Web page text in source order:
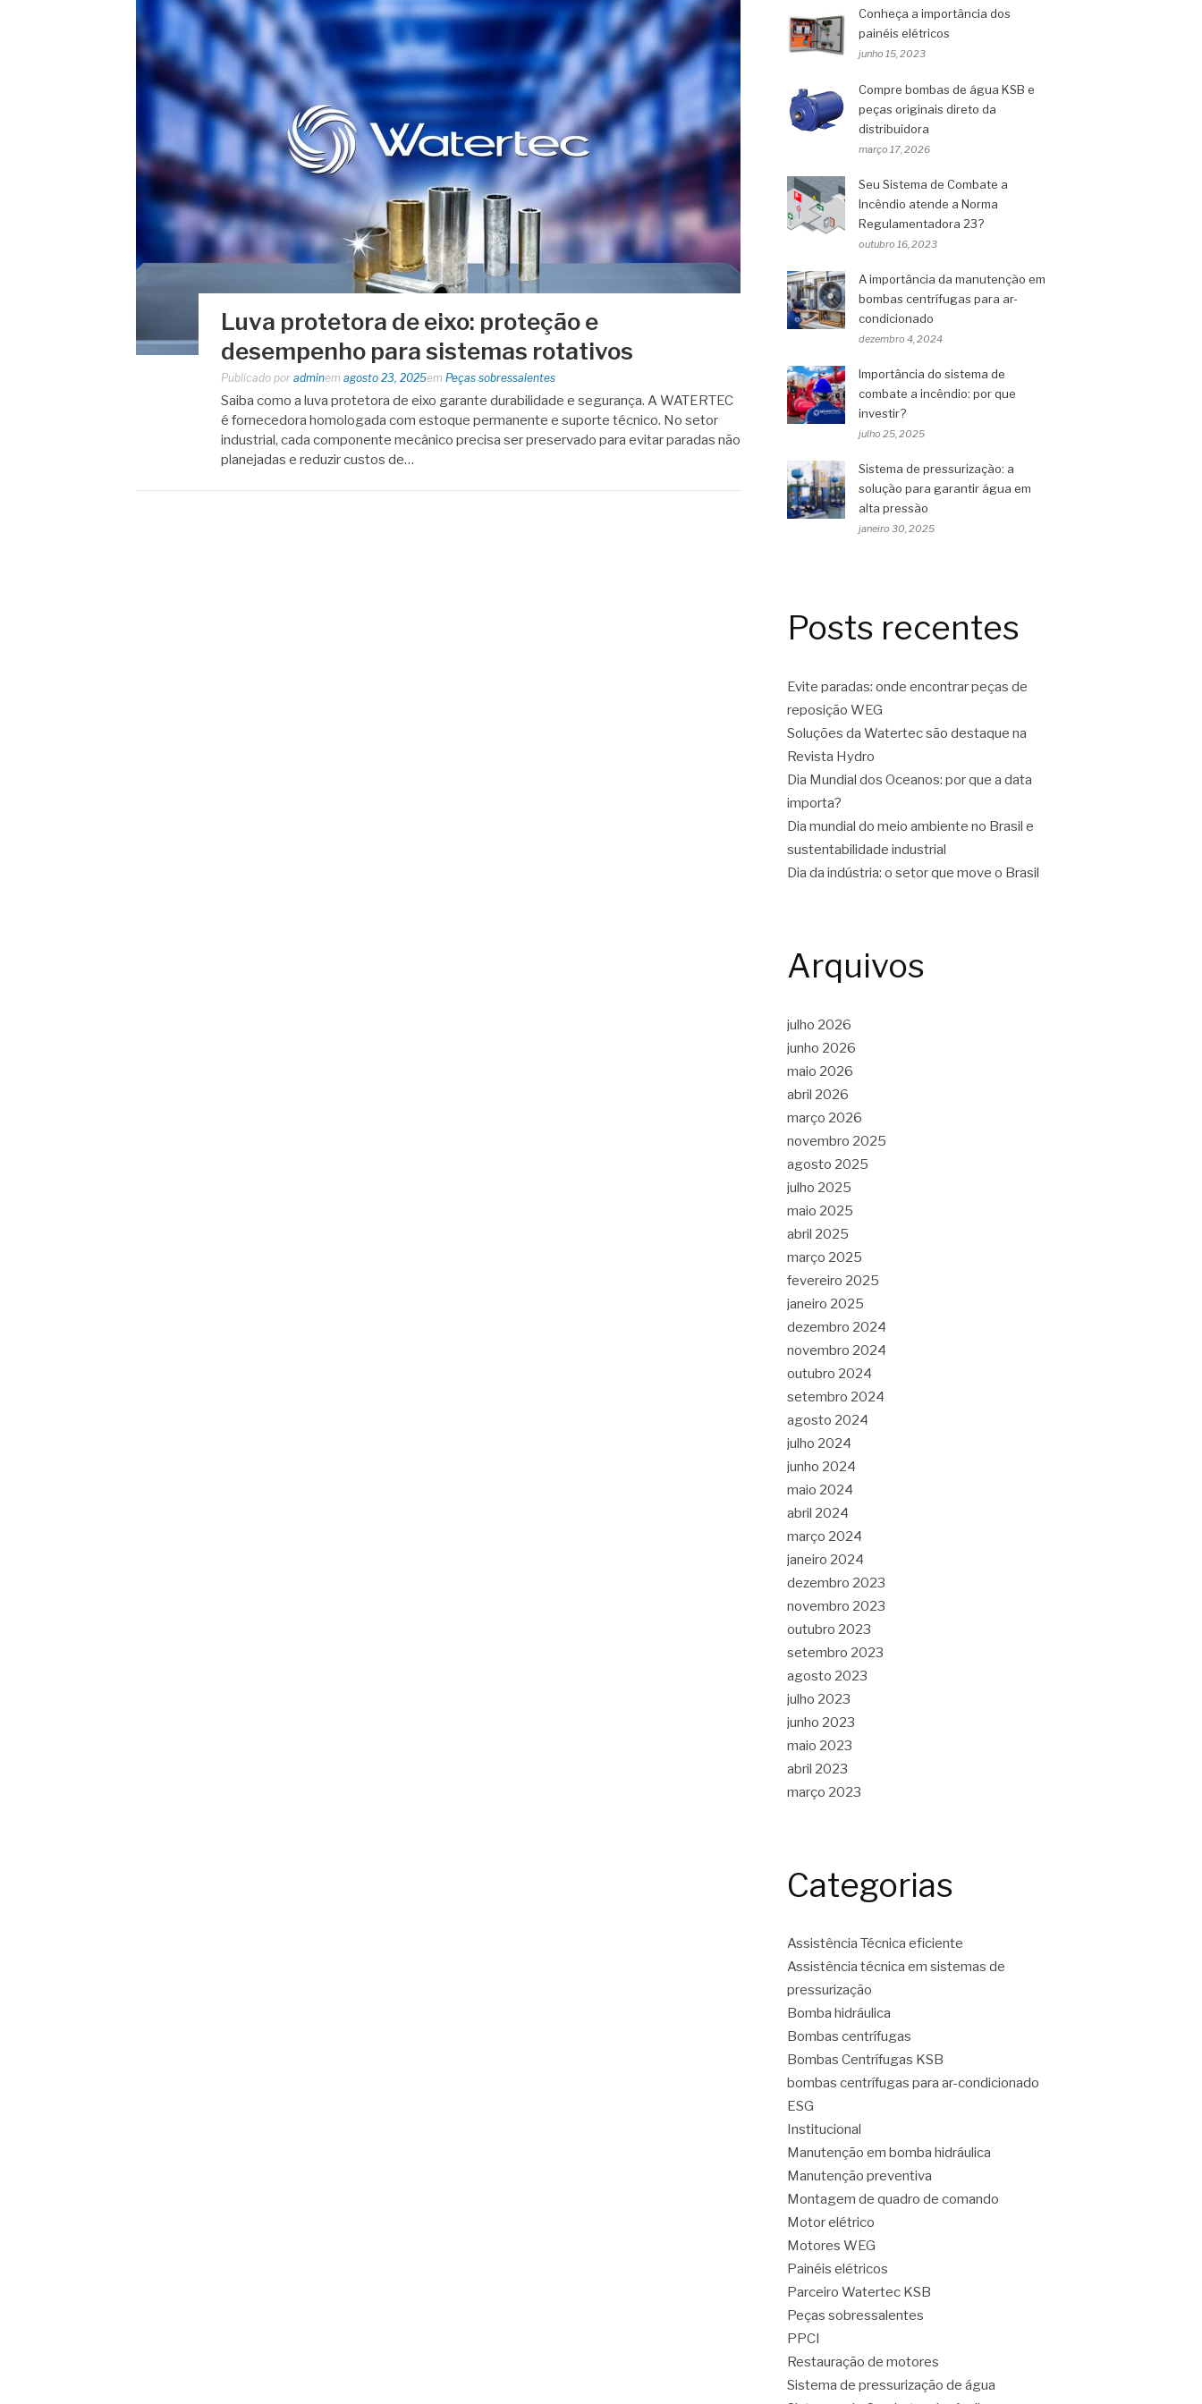
Luva protetora de eixo: proteção e
desempenho para sistemas rotativos
Publicado por adminem agosto 23, 2025em Peças sobressalentes
Saiba como a luva protetora de eixo garante durabilidade e segurança. A WATERTEC
é fornecedora homologada com estoque permanente e suporte técnico. No setor
industrial, cada componente mecânico precisa ser preservado para evitar paradas não
planejadas e reduzir custos de…
Conheça a importância dos
painéis elétricos
junho 15, 2023
Compre bombas de água KSB e
peças originais direto da
distribuidora
março 17, 2026
Seu Sistema de Combate a
Incêndio atende a Norma
Regulamentadora 23?
outubro 16, 2023
A importância da manutenção em
bombas centrífugas para ar-
condicionado
dezembro 4, 2024
Importância do sistema de
combate a incêndio: por que
investir?
julho 25, 2025
Sistema de pressurização: a
solução para garantir água em
alta pressão
janeiro 30, 2025
Posts recentes
Evite paradas: onde encontrar peças de
reposição WEG
Soluções da Watertec são destaque na
Revista Hydro
Dia Mundial dos Oceanos: por que a data
importa?
Dia mundial do meio ambiente no Brasil e
sustentabilidade industrial
Dia da indústria: o setor que move o Brasil
Arquivos
julho 2026
junho 2026
maio 2026
abril 2026
março 2026
novembro 2025
agosto 2025
julho 2025
maio 2025
abril 2025
março 2025
fevereiro 2025
janeiro 2025
dezembro 2024
novembro 2024
outubro 2024
setembro 2024
agosto 2024
julho 2024
junho 2024
maio 2024
abril 2024
março 2024
janeiro 2024
dezembro 2023
novembro 2023
outubro 2023
setembro 2023
agosto 2023
julho 2023
junho 2023
maio 2023
abril 2023
março 2023
Categorias
Assistência Técnica eficiente
Assistência técnica em sistemas de
pressurização
Bomba hidráulica
Bombas centrífugas
Bombas Centrífugas KSB
bombas centrífugas para ar-condicionado
ESG
Institucional
Manutenção em bomba hidráulica
Manutenção preventiva
Montagem de quadro de comando
Motor elétrico
Motores WEG
Painéis elétricos
Parceiro Watertec KSB
Peças sobressalentes
PPCI
Restauração de motores
Sistema de pressurização de água